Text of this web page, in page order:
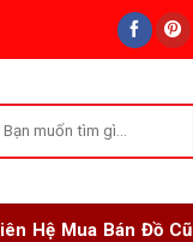
kiếm:
Hệ Mua Bán Đồ Cũ